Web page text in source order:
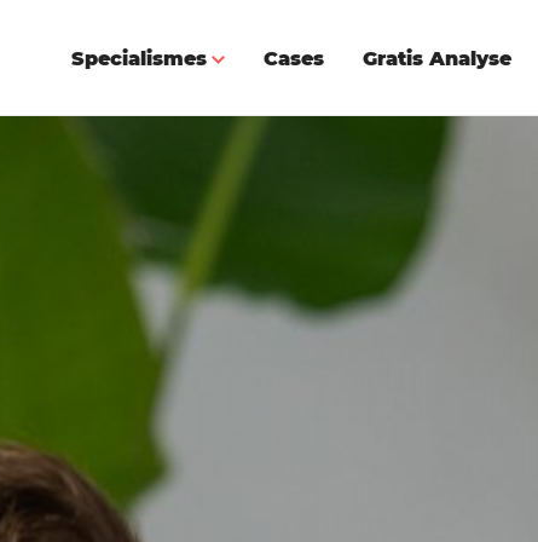
Specialismes Cases Gratis Analyse